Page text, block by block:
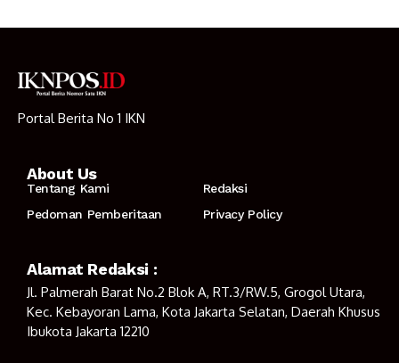
Portal Berita No 1 IKN
About Us
Tentang Kami
Redaksi
Pedoman Pemberitaan
Privacy Policy
Alamat Redaksi :
Jl. Palmerah Barat No.2 Blok A, RT.3/RW.5, Grogol Utara,
Kec. Kebayoran Lama, Kota Jakarta Selatan, Daerah Khusus
Ibukota Jakarta 12210